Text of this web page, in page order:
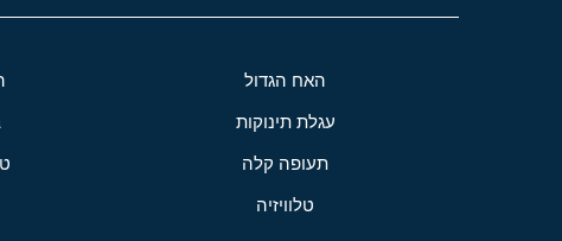
האח הגדול
עגלת תינוקות
תעופה קלה
טלוויזיה